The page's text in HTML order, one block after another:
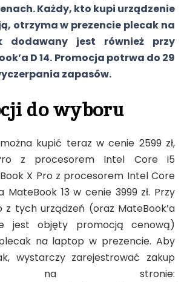
Każdy, kto kupi urządzenie
otrzyma w prezencie plecak na
dodawany jest również przy
D 14. Promocja potrwa do 29
zapasów.
do wyboru
kupić teraz w cenie 2599 zł,
z procesorem Intel Core i5
X Pro z procesorem Intel Core
MateBook 13 w cenie 3999 zł. Przy
z tych urządzeń (oraz MateBook’a
jest objęty promocją cenową)
na laptop w prezencie. Aby
wystarczy zarejestrować zakup
na stronie: